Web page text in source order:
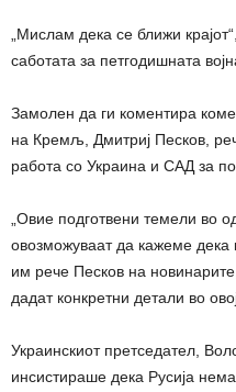
„Мислам дека се ближи
саботата за петгодишната
Замолен да ги коментира
на Кремљ, Дмитриј Песков,
работа со Украина и САД за
„Овие подготвени темели во
овозможуваат да кажеме дека
им рече Песков на
дадат конкретни детали во
Украинскиот претседател,
инсистираше дека Русија